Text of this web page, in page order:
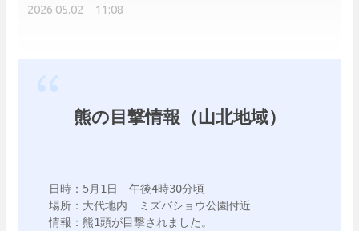
2026.05.02 11:08
熊の目撃情報（山北地域）
日時：5月1日　午後4時30分頃
場所：大代地内　ミズバショウ公園付近
情報：熊1頭が目撃されました。